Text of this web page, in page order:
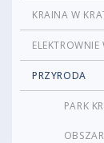
KRAINA W
PRZYRODA
PARK